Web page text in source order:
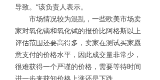
导致。”该负责人表示。
市场情况较为混乱，一些欧美市场卖
家对氧化镝和氧化铽的报价比阿格斯以上
评估范围还要高得多，卖家在测试买家愿
意支付的价格水平，因此成交量非常少，
很难获得一个严谨的价格，需要等待时间